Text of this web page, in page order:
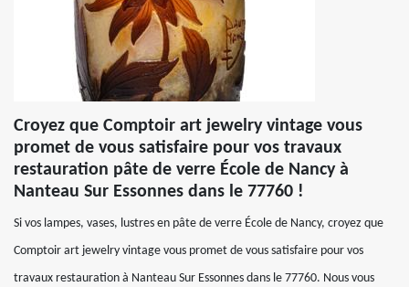
Croyez que Comptoir art jewelry vintage vous
promet de vous satisfaire pour vos travaux
restauration pâte de verre École de Nancy à
Nanteau Sur Essonnes dans le 77760 !
Si vos lampes, vases, lustres en pâte de verre École de Nancy, croyez que
Comptoir art jewelry vintage vous promet de vous satisfaire pour vos
travaux restauration à Nanteau Sur Essonnes dans le 77760. Nous vous